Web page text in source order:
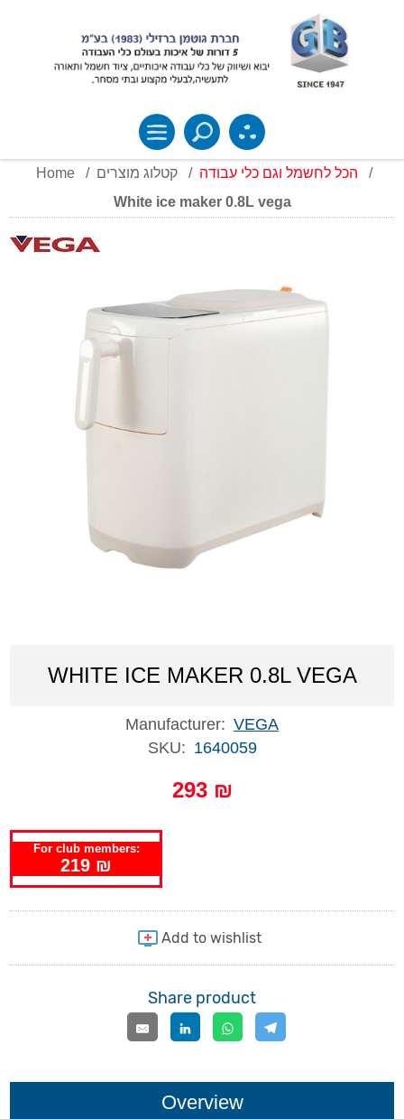
Home / קטלוג מוצרים / הכל לחשמל וגם כלי עבודה
/
White ice maker 0.8L vega
WHITE ICE MAKER 0.8L VEGA
Manufacturer: VEGA
SKU: 1640059
293 ₪
For club members:
219 ₪
Share product
Overview